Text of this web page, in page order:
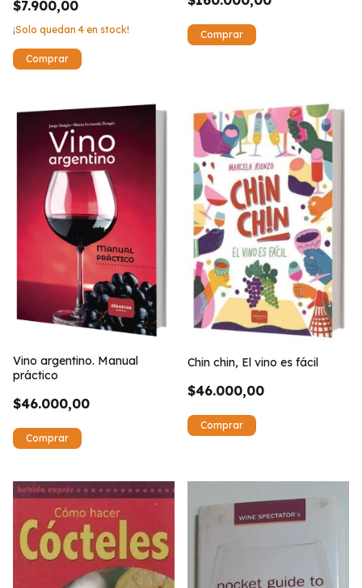
$7.900,00
¡Solo quedan 4 en stock!
Vino argentino. Manual
práctico
$46.000,00
Chin chin, El vino es fácil
$46.000,00